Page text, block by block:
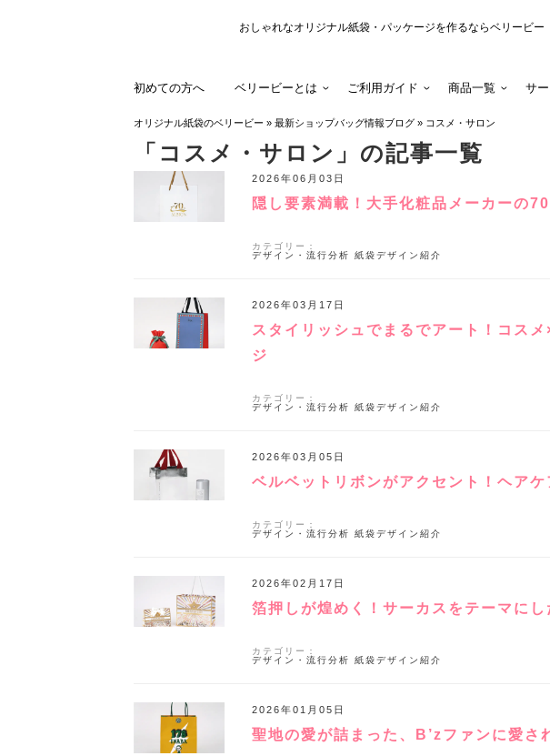
おしゃれなオリジナル紙袋・パッケージを作るならベリービー
初めての方へ ベリービーとは ご利用ガイド 商品一覧 サ
オリジナル紙袋のベリービー » 最新ショップバッグ情報ブログ » コスメ・サロン
「コスメ・サロン」の記事一覧
隠し要素満載！大手化粧品メーカーの
2026年06月03日
カテゴリー：
デザイン・流行分析
紙袋デザイン紹介
スタイリッシュでまるでアート！コス
ジ
2026年03月17日
カテゴリー：
デザイン・流行分析
紙袋デザイン紹介
ベルベットリボンがアクセント！ヘア
2026年03月05日
カテゴリー：
デザイン・流行分析
紙袋デザイン紹介
箔押しが煌めく！サーカスをテーマに
2026年02月17日
カテゴリー：
デザイン・流行分析
紙袋デザイン紹介
聖地の愛が詰まった、B’zファンに愛さ
2026年01月05日